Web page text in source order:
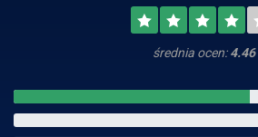
średnia ocen:4.46